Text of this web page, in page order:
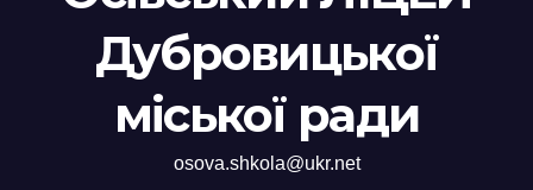
Дубровицької
міської ради
osova.shkola@ukr.net